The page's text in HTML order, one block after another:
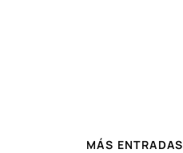
MÁS ENTRADAS